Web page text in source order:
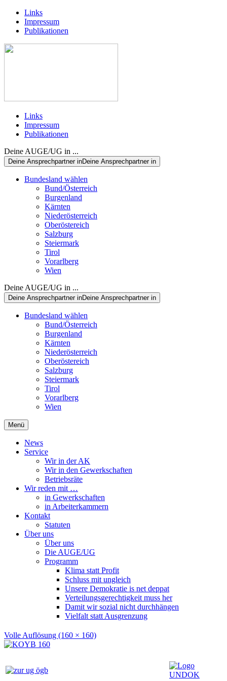
Links
Impressum
Publikationen
Links
Impressum
Publikationen
Deine AUGE/UG in ...
Deine Ansprechpartner inDeine Ansprechpartner in
Bundesland wählen
Bund/Österreich
Burgenland
Kärnten
Niederösterreich
Oberöstereich
Salzburg
Steiermark
Tirol
Vorarlberg
Wien
Deine AUGE/UG in ...
Deine Ansprechpartner inDeine Ansprechpartner in
Bundesland wählen
Bund/Österreich
Burgenland
Kärnten
Niederösterreich
Oberöstereich
Salzburg
Steiermark
Tirol
Vorarlberg
Wien
Menü
News
Service
Wir in der AK
Wir in den Gewerkschaften
Betriebsräte
Wir reden mit …
in Gewerkschaften
in Arbeiterkammern
Kontakt
Statuten
Über uns
Über uns
Die AUGE/UG
Programm
Klima statt Profit
Schluss mit ungleich
Unsere Demokratie is net deppat
Verteilungsgerechtigkeit muss her
Damit wir sozial nicht durchhängen
Vielfalt statt Ausgrenzung
Volle Auflösung (160 × 160)